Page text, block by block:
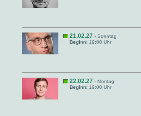
21.02.27 - Sonntag
Beginn: 19:00 Uhr
22.02.27 - Montag
Beginn: 19:00 Uhr